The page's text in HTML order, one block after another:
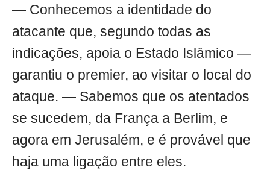
— Conhecemos a identidade do
atacante que, segundo todas as
indicações, apoia o Estado Islâmico —
garantiu o premier, ao visitar o local do
ataque. — Sabemos que os atentados
se sucedem, da França a Berlim, e
agora em Jerusalém, e é provável que
haja uma ligação entre eles.